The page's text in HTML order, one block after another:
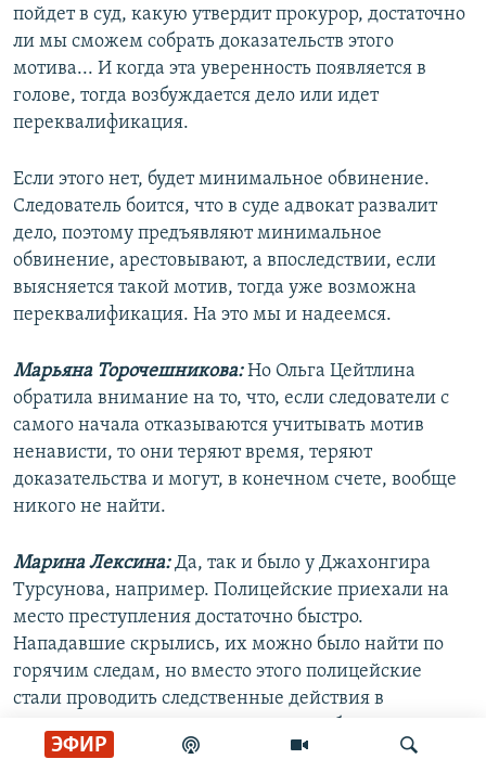
ЭФИР
пойдет в суд, какую утвердит прокурор, достаточно
ли мы сможем собрать доказательств этого
мотива... И когда эта уверенность появляется в
голове, тогда возбуждается дело или идет
переквалификация.
Если этого нет, будет минимальное обвинение.
Следователь боится, что в суде адвокат развалит
дело, поэтому предъявляют минимальное
обвинение, арестовывают, а впоследствии, если
выясняется такой мотив, тогда уже возможна
переквалификация. На это мы и надеемся.
Марьяна Торочешникова:Но Ольга Цейтлина
обратила внимание на то, что, если следователи с
самого начала отказываются учитывать мотив
ненависти, то они теряют время, теряют
доказательства и могут, в конечном счете, вообще
никого не найти.
Марина Лексина:Да, так и было у Джахонгира
Турсунова, например. Полицейские приехали на
место преступления достаточно быстро.
Нападавшие скрылись, их можно было найти по
горячим следам, но вместо этого полицейские
стали проводить следственные действия в
отношении конкретного человека - брата
Джахонгира, который был на месте преступления